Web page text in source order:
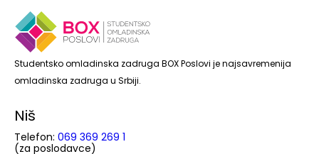
Studentsko omladinska zadruga BOX Poslovi je najsavremenija
omladinska zadruga u Srbiji.
Niš
Telefon: 069 369 269 1
(za poslodavce)